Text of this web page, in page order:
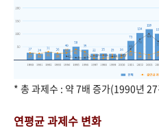
* 총 과제수 : 약 7배 증가(1990년
연평균 과제수 변화